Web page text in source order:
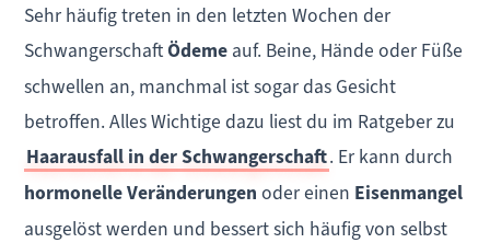
Sehr häufig treten in den letzten Wochen der
SchwangerschaftÖdeme auf. Beine, Hände oder Füße
schwellen an, manchmal ist sogar das Gesicht
betroffen. Alles Wichtige dazu liest du im Ratgeber zu
Haarausfall in der Schwangerschaft. Er kann durch
hormonelle Veränderungen oder einen Eisenmangel
ausgelöst werden und bessert sich häufig von selbst